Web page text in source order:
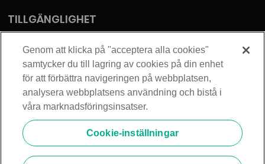
TILLGÄNGLIGHET
Tillgänglighetsredogörelse
KONTAKT
Telia Sverige AB
Orgnummer: 556430-0142
Säte: Stockholm
info@zmarket.se
Genom att klicka på "acceptera alla cookies"
samtycker du till lagring av cookies på din enhet
för att förbättra navigeringen på webbplatsen,
analysera webbplatsens användning och bistå i
våra marknadsföringsinsatser.
Cookie-inställningar